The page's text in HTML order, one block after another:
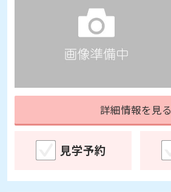
詳細情報を見る
見学予約